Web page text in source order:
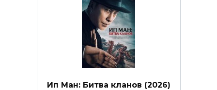
Ип Ман: Битва кланов (2026)